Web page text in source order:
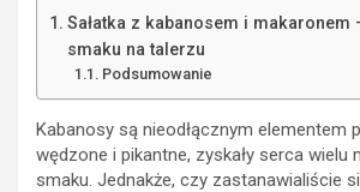
Sałatka z kabanosem i makaronem
smaku na talerzu
Podsumowanie
Kabanosy są nieodłącznym elementem
wędzone i pikantne, zyskały serca wielu
smaku. Jednakże, czy zastanawialiście